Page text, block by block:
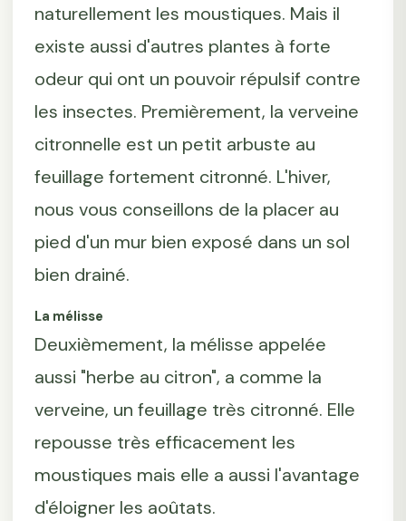
naturellement les moustiques. Mais il
existe aussi d'autres plantes à forte
odeur qui ont un pouvoir répulsif contre
les insectes. Premièrement, la verveine
citronnelle est un petit arbuste au
feuillage fortement citronné. L'hiver,
nous vous conseillons de la placer au
pied d'un mur bien exposé dans un sol
bien drainé.
La mélisse
Deuxièmement, la mélisse appelée
aussi "herbe au citron", a comme la
verveine, un feuillage très citronné. Elle
repousse très efficacement les
moustiques mais elle a aussi l'avantage
d'éloigner les aoûtats.